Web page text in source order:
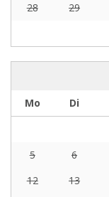
28
29
Mo
Di
5
6
12
13